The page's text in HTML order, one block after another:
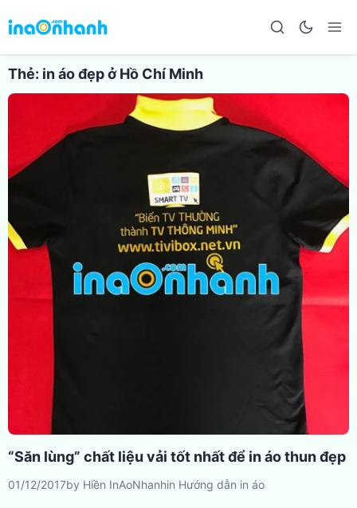
Thẻ: in áo đẹp ở Hồ Chí Minh
“Săn lùng” chất liệu vải tốt nhất để in áo thun đẹp
01/12/2017by Hiền InAoNhanhin Hướng dẫn in áo